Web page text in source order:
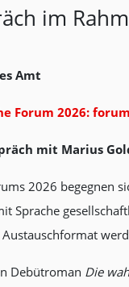
im
Amt
Forum 2026:
mit Marius
2026 begegnen
Sprache
Debütroman Die